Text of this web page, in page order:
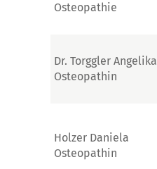
Osteopathie
Dr. Torggler Angelika
Osteopathin
Holzer Daniela
Osteopathin